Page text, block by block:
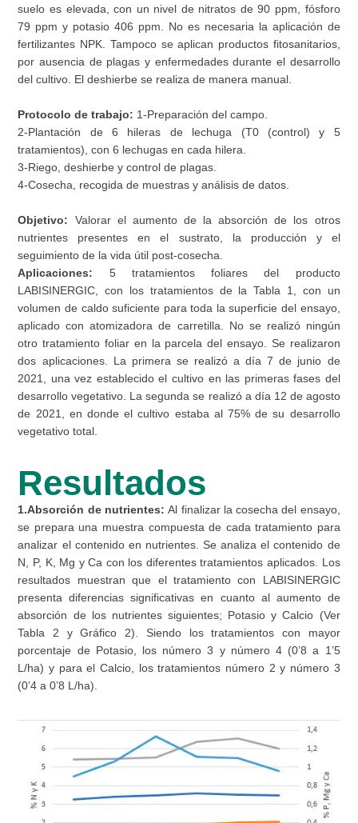
suelo es elevada, con un nivel de nitratos de 90 ppm, fósforo
79 ppm y potasio 406 ppm. No es necesaria la aplicación de
fertilizantes NPK. Tampoco se aplican productos fitosanitarios,
por ausencia de plagas y enfermedades durante el desarrollo
del cultivo. El deshierbe se realiza de manera manual.
Protocolo de trabajo: 1-Preparación del campo.
2-Plantación de 6 hileras de lechuga (T0 (control) y 5
tratamientos), con 6 lechugas en cada hilera.
3-Riego, deshierbe y control de plagas.
4-Cosecha, recogida de muestras y análisis de datos.
Objetivo: Valorar el aumento de la absorción de los otros
nutrientes presentes en el sustrato, la producción y el
seguimiento de la vida útil post-cosecha.
Aplicaciones: 5 tratamientos foliares del producto
LABISINERGIC, con los tratamientos de la Tabla 1, con un
volumen de caldo suficiente para toda la superficie del ensayo,
aplicado con atomizadora de carretilla. No se realizó ningún
otro tratamiento foliar en la parcela del ensayo. Se realizaron
dos aplicaciones. La primera se realizó a día 7 de junio de
2021, una vez establecido el cultivo en las primeras fases del
desarrollo vegetativo. La segunda se realizó a día 12 de agosto
de 2021, en donde el cultivo estaba al 75% de su desarrollo
vegetativo total.
Resultados
1.Absorción de nutrientes: Al finalizar la cosecha del ensayo,
se prepara una muestra compuesta de cada tratamiento para
analizar el contenido en nutrientes. Se analiza el contenido de
N, P, K, Mg y Ca con los diferentes tratamientos aplicados. Los
resultados muestran que el tratamiento con LABISINERGIC
presenta diferencias significativas en cuanto al aumento de
absorción de los nutrientes siguientes; Potasio y Calcio (Ver
Tabla 2 y Gráfico 2). Siendo los tratamientos con mayor
porcentaje de Potasio, los número 3 y número 4 (0’8 a 1’5
L/ha) y para el Calcio, los tratamientos número 2 y número 3
(0’4 a 0’8 L/ha).